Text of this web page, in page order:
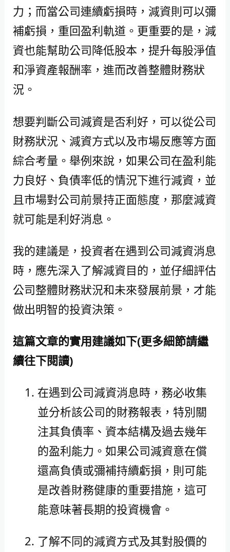
力；而當公司連續虧損時，減資則可以彌
補虧損，重回盈利軌道。更重要的是，減
資也能幫助公司降低股本，提升每股淨值
和淨資產報酬率，進而改善整體財務狀
況。
想要判斷公司減資是否利好，可以從公司
財務狀況、減資方式以及市場反應等方面
綜合考量。舉例來說，如果公司在盈利能
力良好、負債率低的情況下進行減資，並
且市場對公司前景持正面態度，那麼減資
就可能是利好消息。
我的建議是，投資者在遇到公司減資消息
時，應先深入了解減資目的，並仔細評估
公司整體財務狀況和未來發展前景，才能
做出明智的投資決策。
這篇文章的實用建議如下(更多細節請繼
續往下閱讀)
在遇到公司減資消息時，務必收集
並分析該公司的財務報表，特別關
注其負債率、資本結構及過去幾年
的盈利能力。如果公司減資意在償
還高負債或彌補持續虧損，則可能
是改善財務健康的重要措施，這可
能意味著長期的投資機會。
了解不同的減資方式及其對股價的